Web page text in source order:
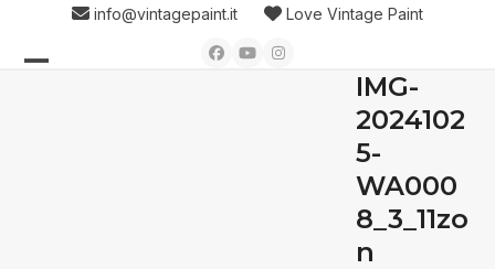
content
info@vintagepaint.it Love Vintage Paint
Facebook
YouTubeInstagram
IMG-
2024102
5-
WA000
8_3_11zo
n